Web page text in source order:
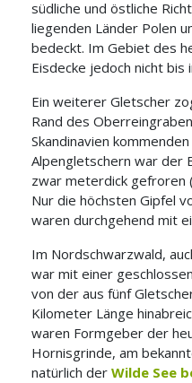
südliche und östliche
liegenden Länder Polen
bedeckt. Im Gebiet des
Eisdecke jedoch nicht bis
Ein weiterer Gletscher
Rand des
Skandinavien
Alpengletschern war der
zwar meterdick gefroren
Nur die höchsten Gipfel
waren durchgehend mit
Im Nordschwarzwald,
war mit einer
von der aus fünf
Kilometer Länge
waren Formgeber der
Hornisgrinde, am
natürlich der Wilde See